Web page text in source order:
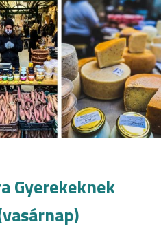
Gyerekeknek